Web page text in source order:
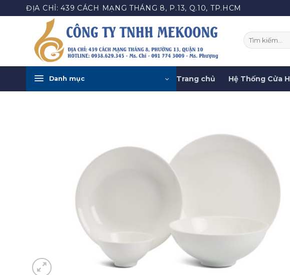
qua
ĐỊA CHỈ: 439 CÁCH MẠNG THÁNG 8, P.13, Q.10, TP.HCM
Tìm
kiếm:
Danh mục Trang chủ Hệ Thống Cửa